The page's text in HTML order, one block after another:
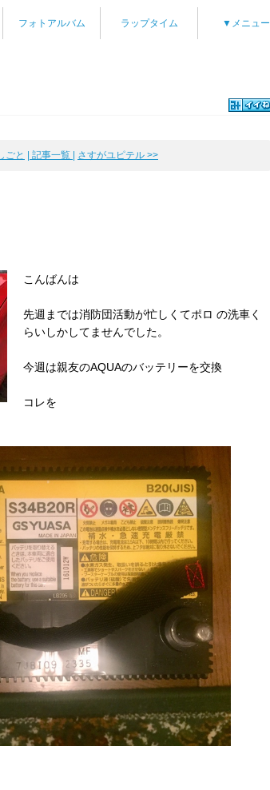
フォトアルバム ラップタイム ▼メニュー
ごと | 記事一覧 | さすがユピテル >>
こんばんは
先週までは消防団活動が忙しくてポロ の洗車く
らいしかしてませんでした。
今週は親友のAQUAのバッテリーを交換
コレを